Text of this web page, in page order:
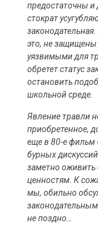
предостаточны и
стократ
это, не
уязвимыми для
обретет статус
остановить
школьной среде.
Явление травли
приобретенное,
еще в 80-е фильм
бурных
заметно оживить
ценностям. К
мы, обильно
не поздно…